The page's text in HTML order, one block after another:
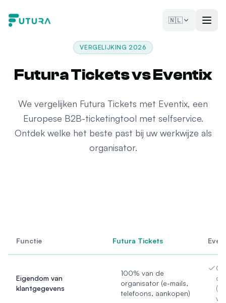
🇳🇱
VERGELIJKING 2026
Futura Tickets vs Eventix
We vergelijken Futura Tickets met Eventix, een
Europese B2B-ticketingtool met selfservice.
Ontdek welke het beste past bij uw werkwijze als
organisator.
Functie Futura Tickets
Eigendom van
klantgegevens
100% van de
organisator (e-mails,
telefoons, aankopen)